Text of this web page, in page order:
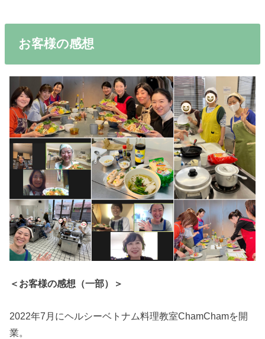
お客様の感想
＜お客様の感想（一部）＞
2022年7月にヘルシーベトナム料理教室ChamChamを開
業。